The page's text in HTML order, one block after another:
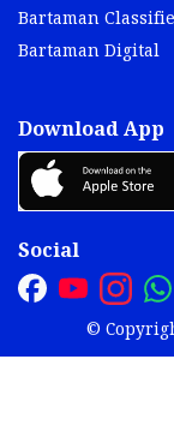
Bartaman
Bartaman Digital
Download App
Social
©